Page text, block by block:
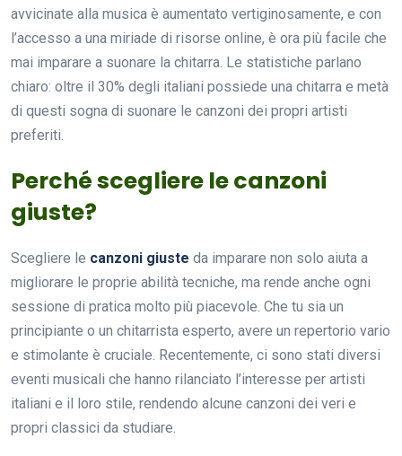
avvicinate alla musica è aumentato vertiginosamente, e con
l’accesso a una miriade di risorse online, è ora più facile che
mai imparare a suonare la chitarra. Le statistiche parlano
chiaro: oltre il 30% degli italiani possiede una chitarra e metà
di questi sogna di suonare le canzoni dei propri artisti
preferiti.
Perché scegliere le canzoni
giuste?
Scegliere le canzoni giuste da imparare non solo aiuta a
migliorare le proprie abilità tecniche, ma rende anche ogni
sessione di pratica molto più piacevole. Che tu sia un
principiante o un chitarrista esperto, avere un repertorio vario
e stimolante è cruciale. Recentemente, ci sono stati diversi
eventi musicali che hanno rilanciato l’interesse per artisti
italiani e il loro stile, rendendo alcune canzoni dei veri e
propri classici da studiare.